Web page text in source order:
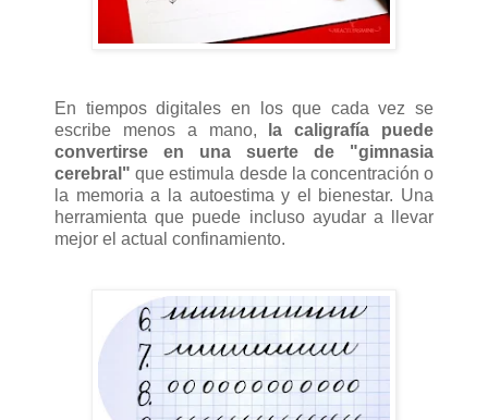
En tiempos digitales en los que cada vez se
escribe menos a mano,
la caligrafía puede
convertirse en una suerte de "gimnasia
cerebral" que estimula desde la concentración o
la memoria a la autoestima y el bienestar. Una
herramienta que puede incluso ayudar a llevar
mejor el actual confinamiento.